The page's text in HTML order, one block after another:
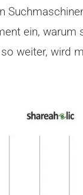
ein,
weiter, wird